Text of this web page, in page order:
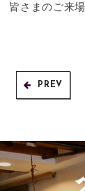
皆さまのご来
PREV